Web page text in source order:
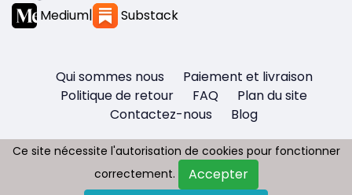
Medium| Substack
Qui sommes nous
Paiement et livraison
Politique de retour
FAQ
Plan du site
Contactez-nous
Blog
Copyright © 2026 - Tous droit réservés
Ce site nécessite l'autorisation de cookies pour fonctionner
correctement.
Accepter
Ce site nécessite l'autorisation de cookies pour fonctionner
correctement.
Accepter